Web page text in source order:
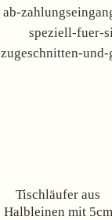
ab-
speziell-fuer-
zugeschnitten-und-
Tischläufer aus
Halbleinen mit 5cm